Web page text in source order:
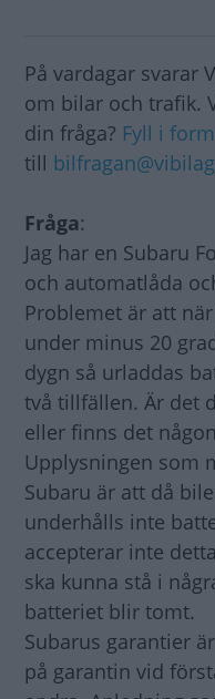
På vardagar svarar
om bilar och trafik.
din fråga? Fyll i
till
Fråga:
Jag har en Subaru
och automatlåda
Problemet är att
under minus 20
dygn så urladdas
två tillfällen. Är det
eller finns det
Upplysningen som
Subaru är att då
underhålls inte
accepterar inte
ska kunna stå i
batteriet blir tomt.
Subarus garantier
på garantin vid